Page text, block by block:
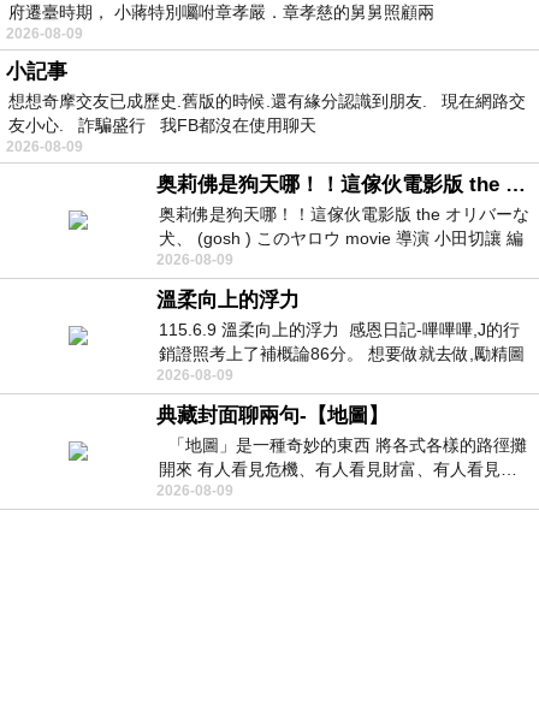
府遷臺時期， 小蔣特別囑咐章孝嚴．章孝慈的舅舅照顧兩
2026-08-09
小記事
想想奇摩交友已成歷史.舊版的時候.還有緣分認識到朋友. 現在網路交
友小心. 詐騙盛行 我FB都沒在使用聊天
2026-08-09
奥莉佛是狗天哪！！這傢伙電影版 the オリバーな犬、 (gosh ) このヤロウ movie
奥莉佛是狗天哪！！這傢伙電影版 the オリバーな
犬、 (gosh ) このヤロウ movie 導演 小田切讓 編
劇: 小田切讓 主演: 小田切讓
2026-08-09
溫柔向上的浮力
115.6.9 溫柔向上的浮力 感恩日記-嗶嗶嗶,J的行
銷證照考上了補概論86分。 想要做就去做,勵精圖
治大成功,也是表法,堅持和努力
2026-08-09
典藏封面聊兩句-【地圖】
「地圖」是一種奇妙的東西 將各式各樣的路徑攤
開來 有人看見危機、有人看見財富、有人看見…
從中可以發掘出不同的
2026-08-09